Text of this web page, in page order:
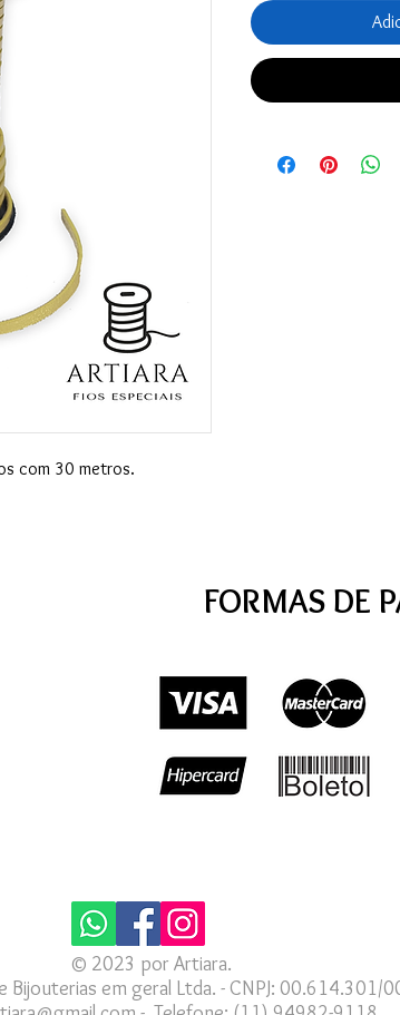
com 30 metros.
FORMAS DE
© 2023 por Artiara.
Bijouterias em geral Ltda. - CNPJ: 00.614.301/